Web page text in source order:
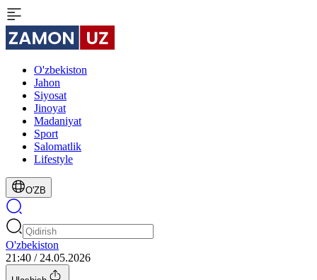
O'zbekiston
Jahon
Siyosat
Jinoyat
Madaniyat
Sport
Salomatlik
Lifestyle
O'ZB
O'zbekiston
21:40 / 24.05.2026